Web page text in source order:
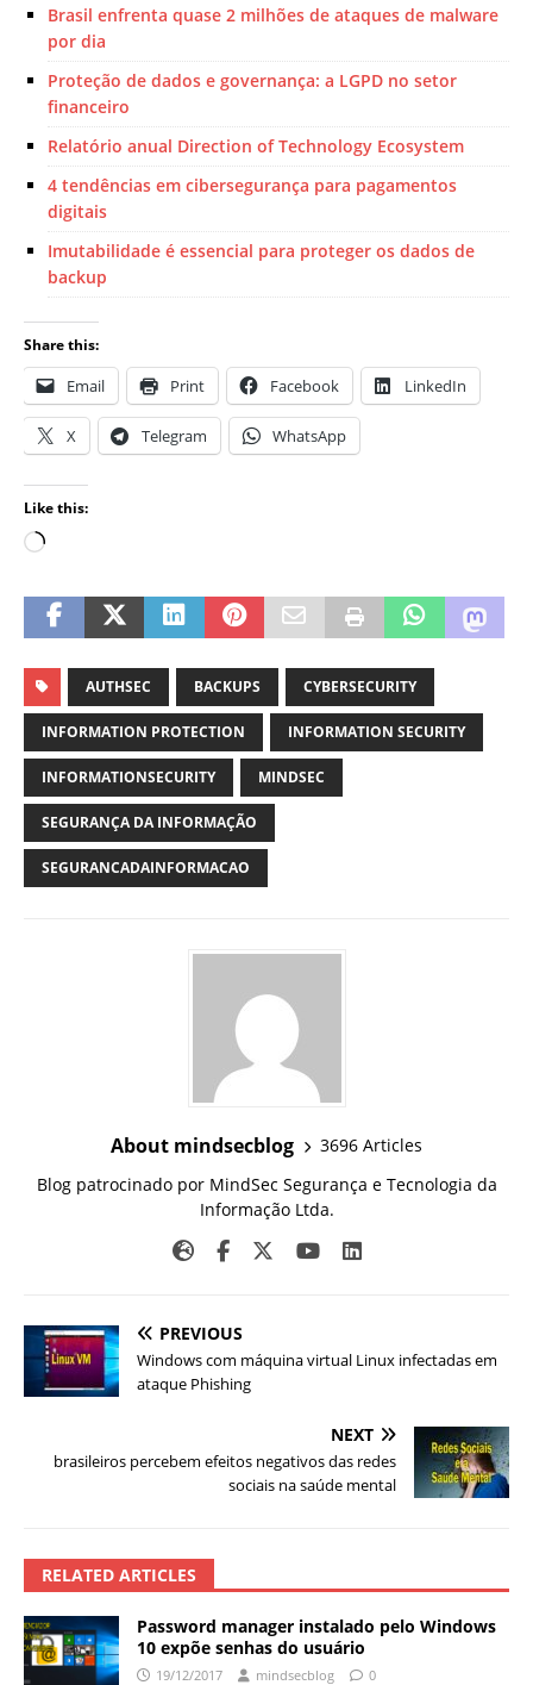
Brasil enfrenta quase 2 milhões de ataques de malware
por dia
Proteção de dados e governança: a LGPD no setor
financeiro
Relatório anual Direction of Technology Ecosystem
4 tendências em cibersegurança para pagamentos
digitais
Imutabilidade é essencial para proteger os dados de
backup
Share this:
Email Print Facebook LinkedIn
X Telegram WhatsApp
Like this:
AUTHSEC BACKUPS CYBERSECURITY
INFORMATION PROTECTION INFORMATION SECURITY
INFORMATIONSECURITY MINDSEC
SEGURANÇA DA INFORMAÇÃO
SEGURANCADAINFORMACAO
About mindsecblog
3696 Articles
Blog patrocinado por MindSec Segurança e Tecnologia da
Informação Ltda.
PREVIOUS
Windows com máquina virtual Linux infectadas em
ataque Phishing
NEXT
brasileiros percebem efeitos negativos das redes
sociais na saúde mental
RELATED ARTICLES
Password manager instalado pelo Windows
10 expõe senhas do usuário
19/12/2017 mindsecblog 0